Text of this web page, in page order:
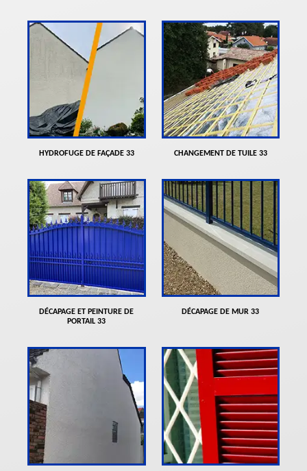
HYDROFUGE DE FAÇADE 33 CHANGEMENT DE TUILE 33
DÉCAPAGE ET PEINTURE DE
PORTAIL 33
DÉCAPAGE DE MUR 33